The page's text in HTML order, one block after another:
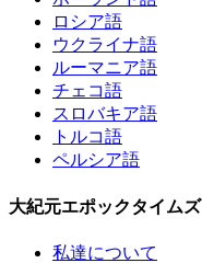
ロシア語
ウクライナ語
ルーマニア語
チェコ語
スロバキア語
トルコ語
ペルシア語
大紀元エポックタイム
私達について